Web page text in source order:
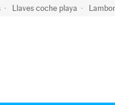
Llaves coche playa